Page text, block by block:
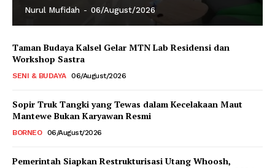
Nurul Mufidah - 06/August/2026
Taman Budaya Kalsel Gelar MTN Lab Residensi dan
Workshop Sastra
SENI & BUDAYA 06/August/2026
Sopir Truk Tangki yang Tewas dalam Kecelakaan Maut
Mantewe Bukan Karyawan Resmi
BORNEO 06/August/2026
Pemerintah Siapkan Restrukturisasi Utang Whoosh,